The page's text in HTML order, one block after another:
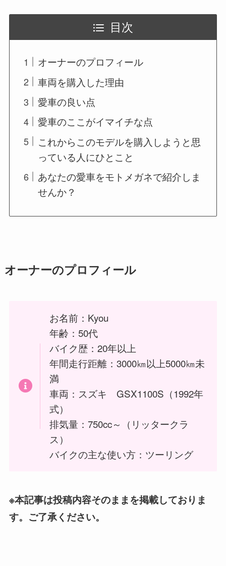
目次
オーナーのプロフィール
車両を購入した理由
愛車の良い点
愛車のここがイマイチな点
これからこのモデルを購入しようと思
っている人にひとこと
あなたの愛車をモトメガネで紹介しま
せんか？
オーナーのプロフィール
お名前：Kyou
年齢：50代
バイク歴：20年以上
年間走行距離：3000㎞以上5000㎞未
満
車両：スズキ GSX1100S（1992年
式）
排気量：750cc～（リッタークラ
ス）
バイクの主な使い方：ツーリング
※本記事は投稿内容そのままを掲載しておりま
す。ご了承ください。